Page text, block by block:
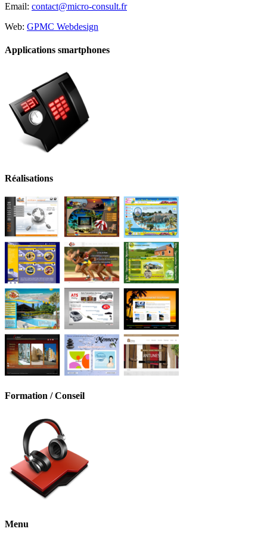
Email: contact@micro-consult.fr
Web: GPMC Webdesign
Applications smartphones
Réalisations
Formation / Conseil
Menu